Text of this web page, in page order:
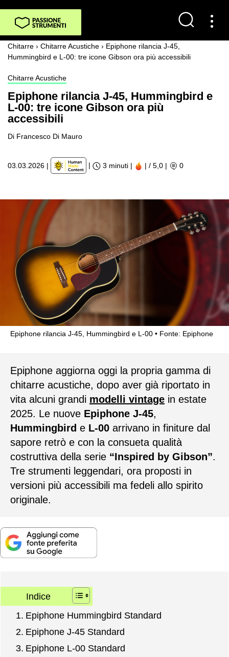
Chitarre › Chitarre Acustiche › Epiphone rilancia J-45,
Hummingbird e L-00: tre icone Gibson ora più accessibili
Chitarre Acustiche
Epiphone rilancia J-45, Hummingbird e
L-00: tre icone Gibson ora più
accessibili
Di Francesco Di Mauro
03.03.2026 | | 3 minuti | | / 5,0 | 0
Epiphone rilancia J-45, Hummingbird e L-00 Fonte: Epiphone
Epiphone aggiorna oggi la propria gamma di
chitarre acustiche, dopo aver già riportato in
vita alcuni grandi modelli vintage in estate
2025. Le nuove Epiphone J-45,
Hummingbird e L-00 arrivano in finiture dal
sapore retrò e con la consueta qualità
costruttiva della serie “Inspired by Gibson”.
Tre strumenti leggendari, ora proposti in
versioni più accessibili ma fedeli allo spirito
originale.
Indice
Epiphone Hummingbird Standard
Epiphone J-45 Standard
Epiphone L-00 Standard